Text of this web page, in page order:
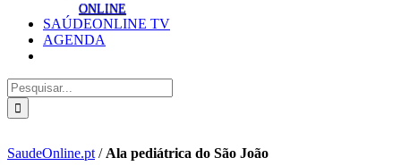
ONLINE
SAÚDEONLINE TV
AGENDA
Pesquisar
SaudeOnline.pt / Ala pediátrica do São João